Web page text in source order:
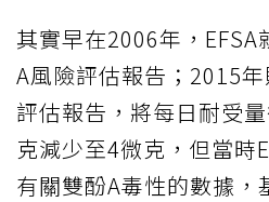
其實早在2006年，
A風險評估報告；2015
評估報告，將每日耐受
克減少至4微克，但當時
有關雙酚A毒性的數據，